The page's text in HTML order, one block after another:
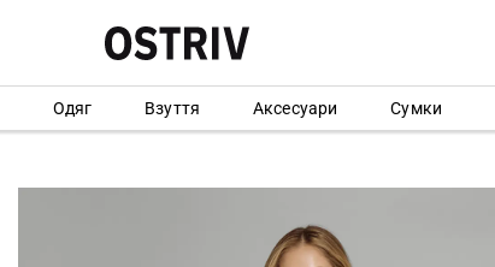
Одяг Взуття Аксесуари Сумки